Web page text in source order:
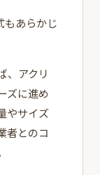
もあらかじ
、アクリ
ズに進め
やサイズ
者とのコ